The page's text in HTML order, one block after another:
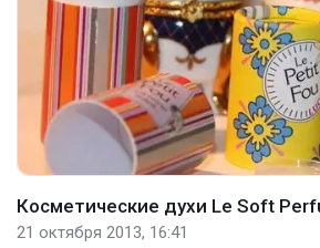
Косметические духи Le Soft
21 октября 2013, 16:41